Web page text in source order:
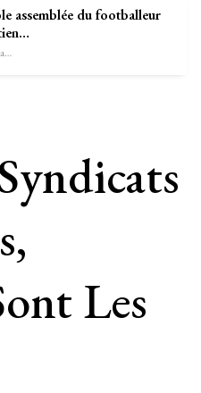
assemblée du footballeur
Sébastien-Étienne Marechal
Les